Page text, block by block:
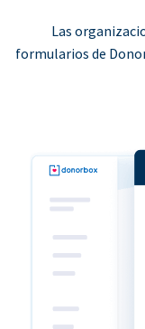
Las
formularios de